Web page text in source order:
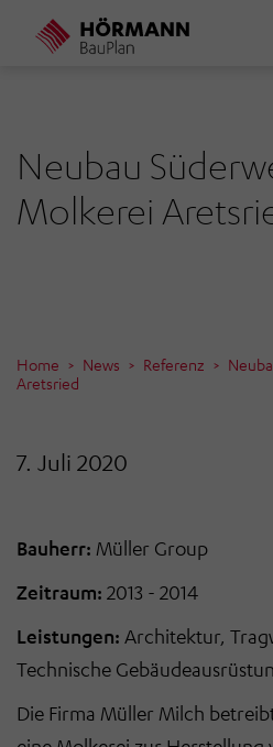
Direkt
Neubau
Molkerei
Home News Referenz
Aretsried
7. Juli 2020
Bauherr: Müller Group
Zeitraum: 2013 - 2014
Leistungen: Architektur,
Technische
Die Firma Müller Milch